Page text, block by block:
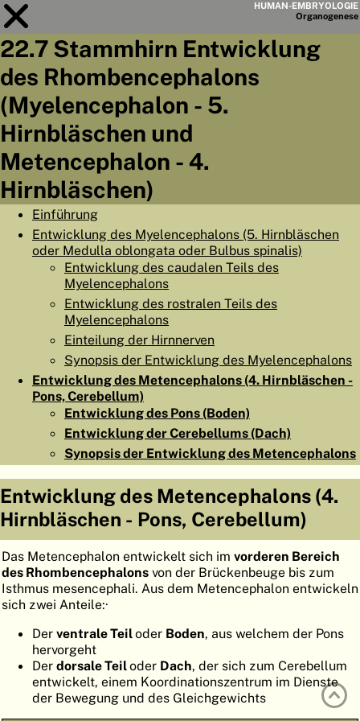
HUMAN-EMBRYOLOGIE
Organogenese
Modul22
KAPITELLISTE
ORGANO
GENESE
ATLASEMBRYOLOGY
HILFE
FR
22.7 Stammhirn Entwicklung
des Rhombencephalons
(Myelencephalon - 5.
Hirnbläschen und
Metencephalon - 4.
Hirnbläschen)
Einführung
Entwicklung des Myelencephalons (5. Hirnbläschen
oder Medulla oblongata oder Bulbus spinalis)
Entwicklung des caudalen Teils des
Myelencephalons
Entwicklung des rostralen Teils des
Myelencephalons
Einteilung der Hirnnerven
Synopsis der Entwicklung des Myelencephalons
Entwicklung des Metencephalons (4. Hirnbläschen -
Pons, Cerebellum)
Entwicklung des Pons (Boden)
Entwicklung der Cerebellums (Dach)
Synopsis der Entwicklung des Metencephalons
Entwicklung des Metencephalons (4.
Hirnbläschen - Pons, Cerebellum)
Das Metencephalon entwickelt sich im vorderen Bereich
des Rhombencephalons von der Brückenbeuge bis zum
Isthmus mesencephali. Aus dem Metencephalon entwickeln
sich zwei Anteile:·
Der ventrale Teiloder Boden, aus welchem der Pons
hervorgeht
Der dorsale Teiloder Dach, der sich zum Cerebellum
entwickelt, einem Koordinationszentrum im Dienste
der Bewegung und des Gleichgewichts